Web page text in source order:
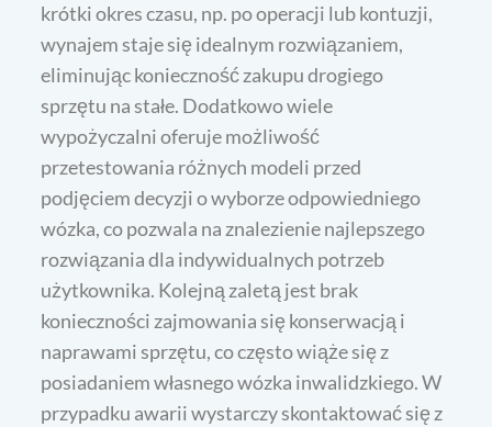
krótki okres czasu, np. po operacji lub kontuzji,
wynajem staje się idealnym rozwiązaniem,
eliminując konieczność zakupu drogiego
sprzętu na stałe. Dodatkowo wiele
wypożyczalni oferuje możliwość
przetestowania różnych modeli przed
podjęciem decyzji o wyborze odpowiedniego
wózka, co pozwala na znalezienie najlepszego
rozwiązania dla indywidualnych potrzeb
użytkownika. Kolejną zaletą jest brak
konieczności zajmowania się konserwacją i
naprawami sprzętu, co często wiąże się z
posiadaniem własnego wózka inwalidzkiego. W
przypadku awarii wystarczy skontaktować się z